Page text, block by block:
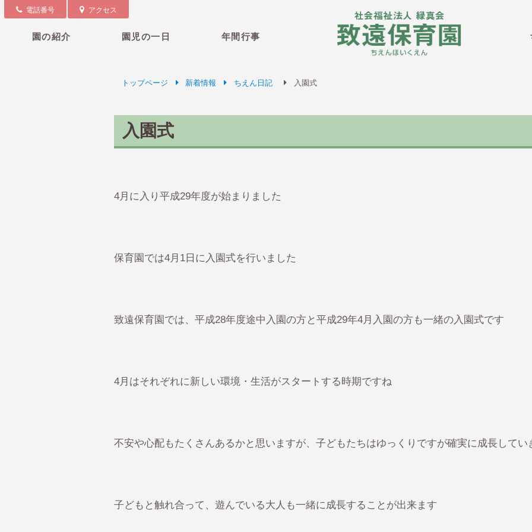
電話番号 アクセス
園の紹介 園児の一日 年間行事
トップページ 新着情報 ちえん日記 入園式
入園式
4月に入り平成29年度が始まりました
保育園では4月1日に入園式を行いました
致遠保育園では、平成28年度途中入園の方と平成29年4月入園の方も一緒の入園式です
4月はそれぞれに新しい環境・生活がスタートする時期ですね
不安や心配もたくさんあるかと思いますが、子どもたちはゆっくりですが確実に成長してい
子どもと触れ合って、遊んでいる大人も一緒に成長することが出来ます